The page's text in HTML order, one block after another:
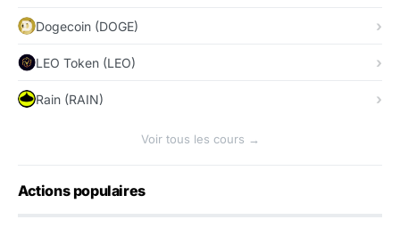
Dogecoin (DOGE)
LEO Token (LEO)
Rain (RAIN)
Voir tous les cours →
Actions populaires